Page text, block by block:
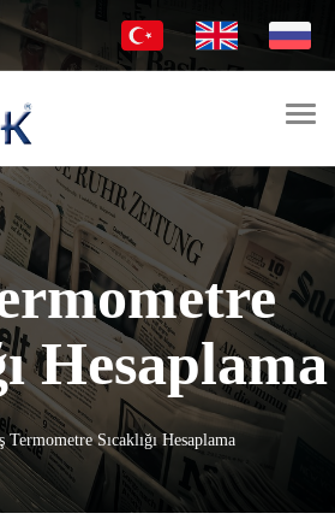
Hesaplama
Termometre Sıcaklığı Hesaplama